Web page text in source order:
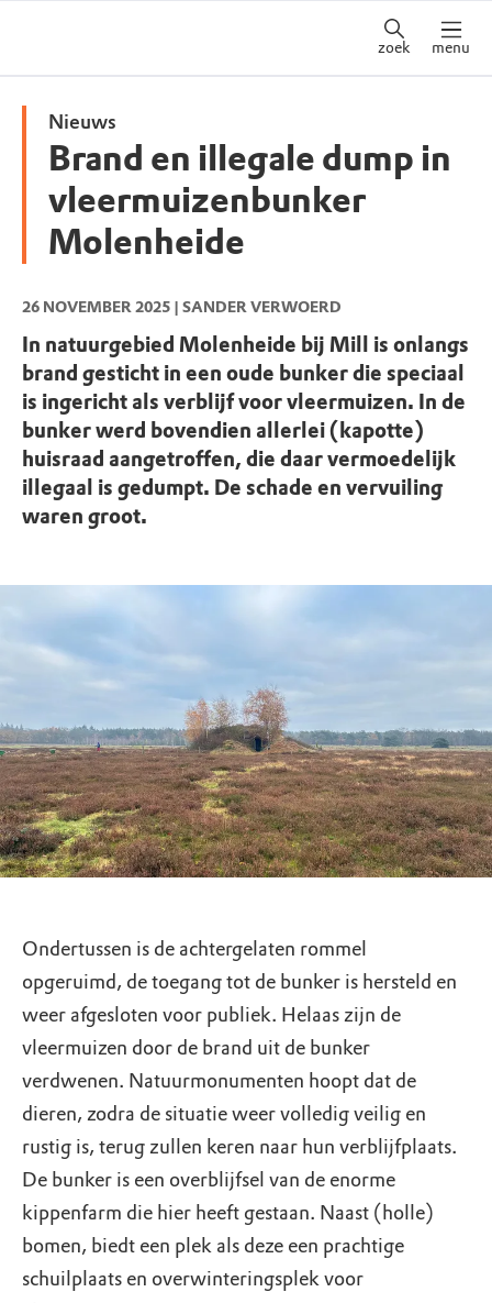
zoek menu
Nieuws
Brand en illegale dump in
vleermuizenbunker
Molenheide
26 NOVEMBER 2025 | SANDER VERWOERD
In natuurgebied Molenheide bij Mill is onlangs
brand gesticht in een oude bunker die speciaal
is ingericht als verblijf voor vleermuizen. In de
bunker werd bovendien allerlei (kapotte)
huisraad aangetroffen, die daar vermoedelijk
illegaal is gedumpt. De schade en vervuiling
waren groot.
Ondertussen is de achtergelaten rommel
opgeruimd, de toegang tot de bunker is hersteld en
weer afgesloten voor publiek. Helaas zijn de
vleermuizen door de brand uit de bunker
verdwenen. Natuurmonumenten hoopt dat de
dieren, zodra de situatie weer volledig veilig en
rustig is, terug zullen keren naar hun verblijfplaats.
De bunker is een overblijfsel van de enorme
kippenfarm die hier heeft gestaan. Naast (holle)
bomen, biedt een plek als deze een prachtige
schuilplaats en overwinteringsplek voor